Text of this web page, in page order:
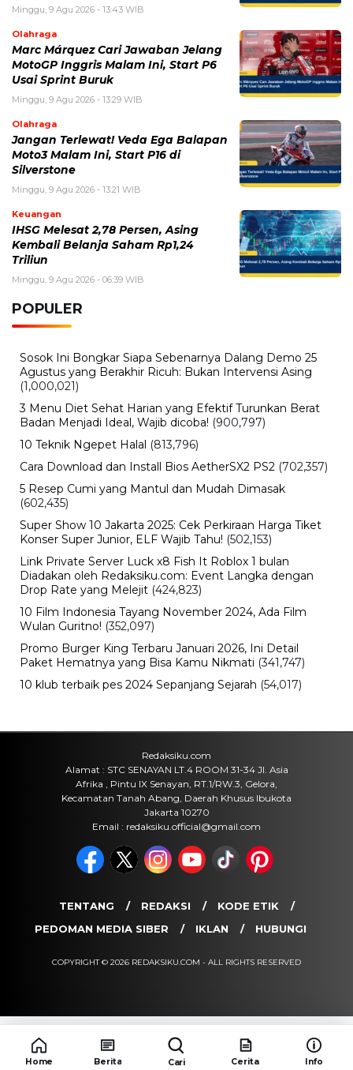
Minggu, 9 Agu 2026 - 13:43 WIB
Olahraga
Marc Márquez Cari Jawaban Jelang
MotoGP Inggris Malam Ini, Start P6
Usai Sprint Buruk
Minggu, 9 Agu 2026 - 13:29 WIB
Olahraga
Jangan Terlewat! Veda Ega Balapan
Moto3 Malam Ini, Start P16 di
Silverstone
Minggu, 9 Agu 2026 - 13:21 WIB
Keuangan
IHSG Melesat 2,78 Persen, Asing
Kembali Belanja Saham Rp1,24
Triliun
Minggu, 9 Agu 2026 - 06:39 WIB
POPULER
Sosok Ini Bongkar Siapa Sebenarnya Dalang Demo 25
Agustus yang Berakhir Ricuh: Bukan Intervensi Asing
(1,000,021)
3 Menu Diet Sehat Harian yang Efektif Turunkan Berat
Badan Menjadi Ideal, Wajib dicoba! (900,797)
10 Teknik Ngepet Halal (813,796)
Cara Download dan Install Bios AetherSX2 PS2 (702,357)
5 Resep Cumi yang Mantul dan Mudah Dimasak
(602,435)
Super Show 10 Jakarta 2025: Cek Perkiraan Harga Tiket
Konser Super Junior, ELF Wajib Tahu! (502,153)
Link Private Server Luck x8 Fish It Roblox 1 bulan
Diadakan oleh Redaksiku.com: Event Langka dengan
Drop Rate yang Melejit (424,823)
10 Film Indonesia Tayang November 2024, Ada Film
Wulan Guritno! (352,097)
Promo Burger King Terbaru Januari 2026, Ini Detail
Paket Hematnya yang Bisa Kamu Nikmati (341,747)
10 klub terbaik pes 2024 Sepanjang Sejarah (54,017)
Redaksiku.com
Alamat : STC SENAYAN LT.4 ROOM 31-34 Jl. Asia
Afrika , Pintu IX Senayan, RT.1/RW.3, Gelora,
Kecamatan Tanah Abang, Daerah Khusus Ibukota
Jakarta 10270
Email : redaksiku.official@gmail.com
TENTANG REDAKSI
KODE ETIK
PEDOMAN MEDIA SIBER
IKLAN HUBUNGI
COPYRIGHT © 2026 REDAKSIKU.COM - ALL RIGHTS RESERVED
Home Berita Cari Cerita Info